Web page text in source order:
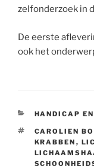
zelfonderzoek in
De eerste
ook het
CATEGORIEËN
HANDICAP
TAGS
CAROLIEN
KRABBEN ,